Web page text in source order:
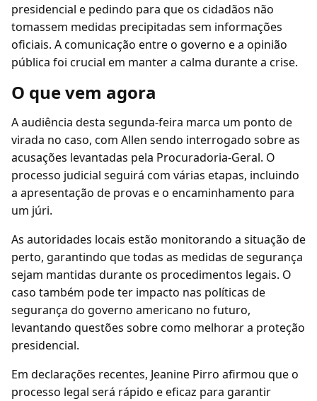
presidencial e pedindo para que os cidadãos não
tomassem medidas precipitadas sem informações
oficiais. A comunicação entre o governo e a opinião
pública foi crucial em manter a calma durante a crise.
O que vem agora
A audiência desta segunda-feira marca um ponto de
virada no caso, com Allen sendo interrogado sobre as
acusações levantadas pela Procuradoria-Geral. O
processo judicial seguirá com várias etapas, incluindo
a apresentação de provas e o encaminhamento para
um júri.
As autoridades locais estão monitorando a situação de
perto, garantindo que todas as medidas de segurança
sejam mantidas durante os procedimentos legais. O
caso também pode ter impacto nas políticas de
segurança do governo americano no futuro,
levantando questões sobre como melhorar a proteção
presidencial.
Em declarações recentes, Jeanine Pirro afirmou que o
processo legal será rápido e eficaz para garantir